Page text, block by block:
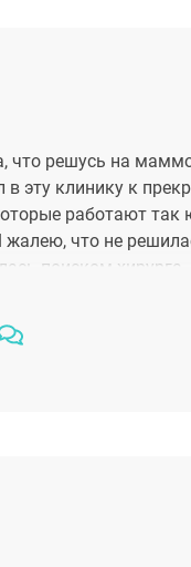
что решусь на
в эту клинику к
работают так
жалею, что не
поиском
удача. Потому
красиво,
формы))